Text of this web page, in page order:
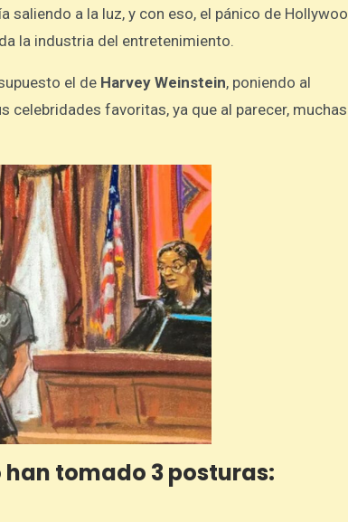
a la luz, y con eso, el pánico de
la industria del entretenimiento.
el de Harvey Weinstein, poniendo al
celebridades favoritas, ya que al parecer,
tomado 3 posturas: